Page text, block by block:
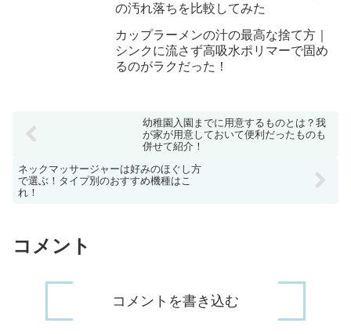
の汚れ落ちを比較してみた
カップラーメンの汁の最高な捨て方｜
シンクに流さず高吸水ポリマーで固め
るのがラクだった！
幼稚園入園までに用意するものとは？我
が家が用意しておいて便利だったものも
併せて紹介！
ネックマッサージャーは好みのほぐし方
で選ぶ！タイプ別のおすすめ機種はこ
れ！
コメント
コメントを書き込む